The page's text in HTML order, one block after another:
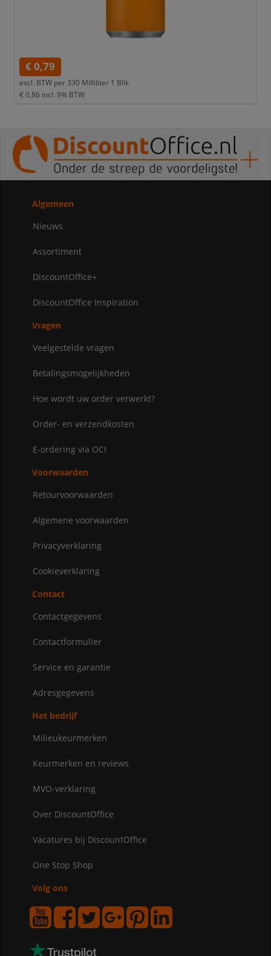
€ 0,79
excl. BTW per 330 Milliliter 1 Blik
€ 0,86 incl. 9% BTW
Algemeen
Nieuws
Assortiment
DiscountOffice+
DiscountOffice Inspiration
Vragen
Veelgestelde vragen
Betalingsmogelijkheden
Hoe wordt uw order verwerkt?
Order- en verzendkosten
E-ordering via OCI
Voorwaarden
Retourvoorwaarden
Algemene voorwaarden
Privacyverklaring
Cookieverklaring
Contact
Contactgegevens
Contactformulier
Service en garantie
Adresgegevens
Het bedrijf
Milieukeurmerken
Keurmerken en reviews
MVO-verklaring
Over DiscountOffice
Vacatures bij DiscountOffice
One Stop Shop
Volg ons